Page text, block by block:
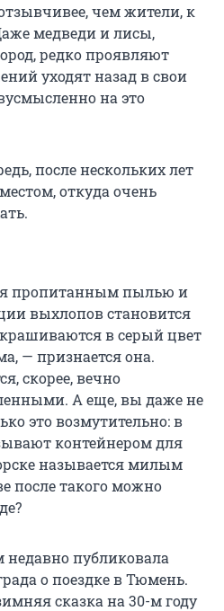
чем жители, к
медведи и лисы,
редко проявляют
уходят назад в свои
на это
после нескольких лет
откуда очень
пропитанным пылью и
выхлопов становится
в серый цвет
— признается она.
скорее, вечно
А еще, вы даже не
это возмутительно: в
контейнером для
называется милым
после такого можно
недавно публиковала
о поездке в Тюмень.
сказка на 30-м году